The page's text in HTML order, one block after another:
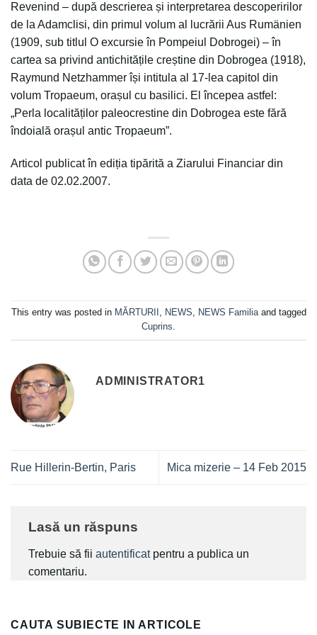
Revenind – după descrierea și interpretarea descoperirilor
de la Adamclisi, din primul volum al lucrării Aus Rumänien
(1909, sub titlul O excursie în Pompeiul Dobrogei) – în
cartea sa privind antichitățile creștine din Dobrogea (1918),
Raymund Netzhammer își intitula al 17-lea capitol din
volum Tropaeum, orașul cu basilici. El începea astfel:
„Perla localităților paleocrestine din Dobrogea este fără
îndoială orașul antic Tropaeum”.
Articol publicat în ediția tipărită a Ziarului Financiar din
data de 02.02.2007.
This entry was posted in MĂRTURII NEWS NEWS Familiaand tagged
Cuprins
ADMINISTRATOR1
Rue Hillerin-Bertin, Paris Mica mizerie – 14 Feb 2015
Lasă un răspuns
Trebuie să fii autentificatpentru a publica un
comentariu.
CAUTA SUBIECTE IN ARTICOLE